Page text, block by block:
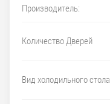
Производитель:
Количество Дверей
Вид холодильного стола